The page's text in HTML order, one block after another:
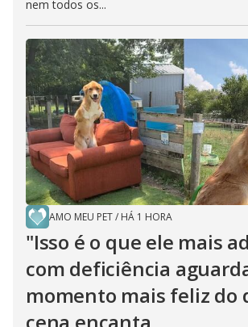
nem todos os...
AMO MEU PET/ HÁ 1 HORA
"Isso é o que ele mais
com deficiência
momento mais feliz do